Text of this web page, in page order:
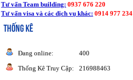
Tư vấn Team building: 0937 676 220
Tư vấn visa và các dịch vụ khác: 0914 977 234
THỐNG KÊ
Đang online:
400
Thống Kê Truy Cập:
216988463